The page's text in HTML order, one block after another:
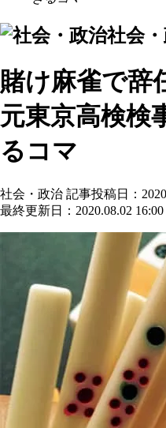
社会
賭け麻雀で辞
元東京高検検
るコマ
社会・政治 記事投稿日：
最終更新日：2020.08.02 16:00